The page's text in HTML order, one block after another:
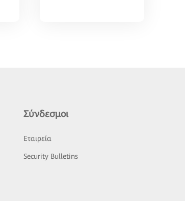
Σύνδεσμοι
Εταιρεία
Security Bulletins